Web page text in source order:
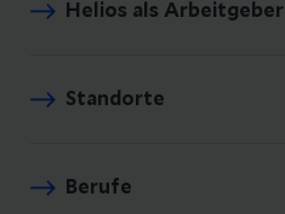
Helios als Arbeitgeber
Standorte
Berufe